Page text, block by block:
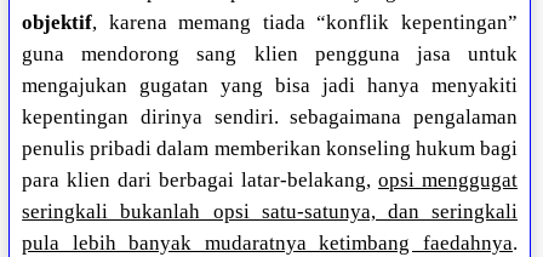
objektif, karena memang tiada “konflik kepentingan”
guna mendorong sang klien pengguna jasa untuk
mengajukan gugatan yang bisa jadi hanya menyakiti
kepentingan dirinya sendiri. sebagaimana pengalaman
penulis pribadi dalam memberikan konseling hukum bagi
para klien dari berbagai latar-belakang,opsi menggugat
seringkali bukanlah opsi satu-satunya, dan seringkali
pula lebih banyak mudaratnya ketimbang faedahnya.